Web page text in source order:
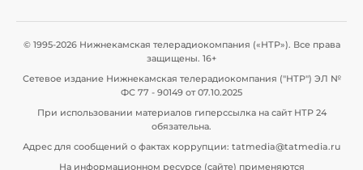
© 1995-2026 Нижнекамская телерадиокомпания («НТР»). Все права
защищены. 16+
Сетевое издание Нижнекамская телерадиокомпания ("НТР") ЭЛ №
ФС 77 - 90149 от 07.10.2025
При использовании материалов гиперссылка на сайт НТР 24
обязательна.
Адрес для сообщений о фактах коррупции: tatmedia@tatmedia.ru
На информационном ресурсе (сайте) применяются